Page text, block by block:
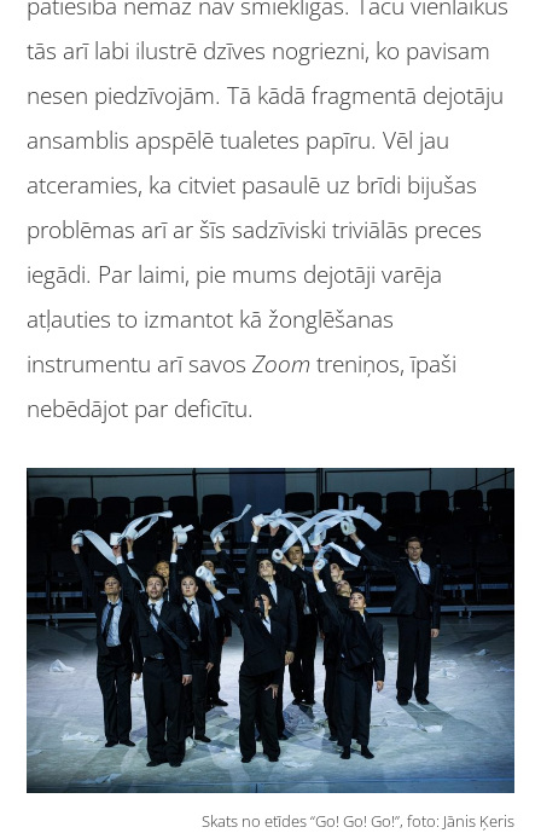
tās arī labi ilustrē dzīves nogriezni, ko pavisam
nesen piedzīvojām. Tā kādā fragmentā dejotāju
ansamblis apspēlē tualetes papīru. Vēl jau
atceramies, ka citviet pasaulē uz brīdi bijušas
problēmas arī ar šīs sadzīviski triviālās preces
iegādi. Par laimi, pie mums dejotāji varēja
atļauties to izmantot kā žonglēšanas
instrumentu arī savosZoom treniņos, īpaši
nebēdājot par deficītu.
Skats no etīdes “Go! Go! Go!”, foto: Jānis Ķeris